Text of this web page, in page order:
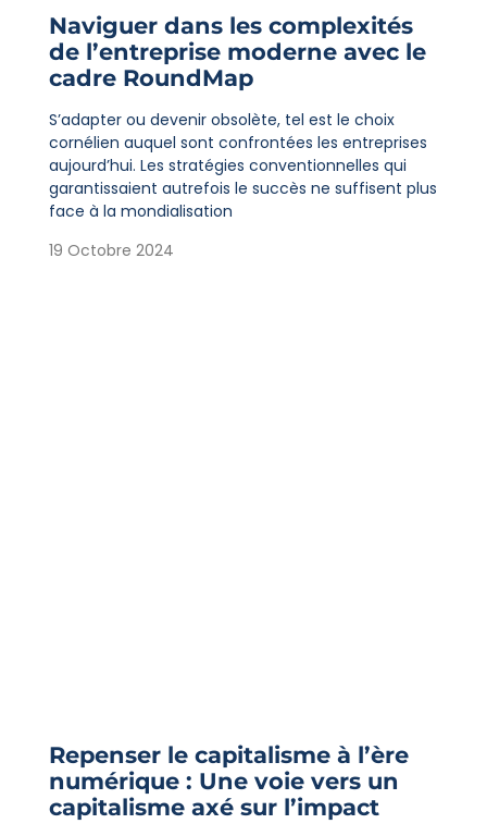
Naviguer dans les complexités
de l’entreprise moderne avec le
cadre RoundMap
S’adapter ou devenir obsolète, tel est le choix
cornélien auquel sont confrontées les entreprises
aujourd’hui. Les stratégies conventionnelles qui
garantissaient autrefois le succès ne suffisent plus
face à la mondialisation
19 Octobre 2024
Repenser le capitalisme à l’ère
numérique : Une voie vers un
capitalisme axé sur l’impact